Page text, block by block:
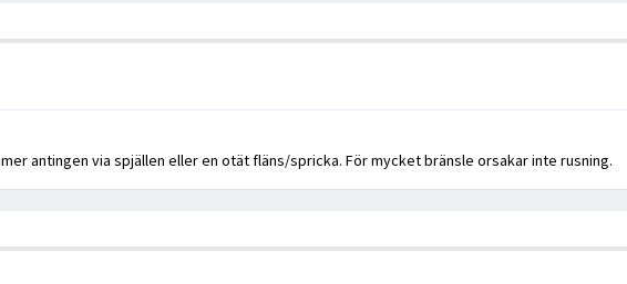
antingen via spjällen eller en otät fläns/spricka. För mycket bränsle orsakar inte rusning.